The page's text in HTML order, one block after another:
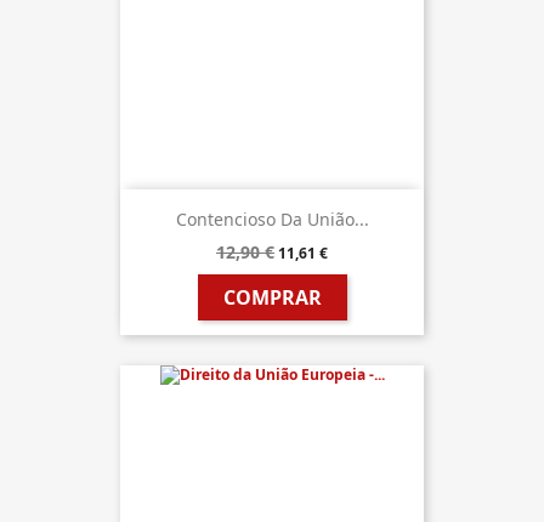
Contencioso Da União...
12,90 € 11,61 €
COMPRAR